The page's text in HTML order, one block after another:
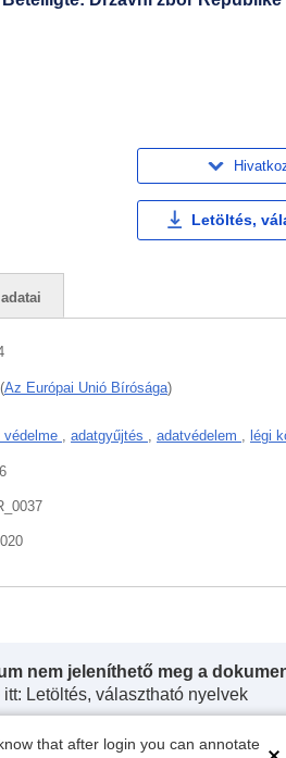
Letöltés,
(Az Európai Unió Bírósága)
védelme , adatgyűjtés , adatvédelem , légi
nem jeleníthető meg a
itt: Letöltés, választható nyelvek
that after login you can annotate